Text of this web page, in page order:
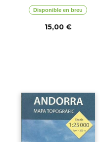
Disponible en breu
15,00 €